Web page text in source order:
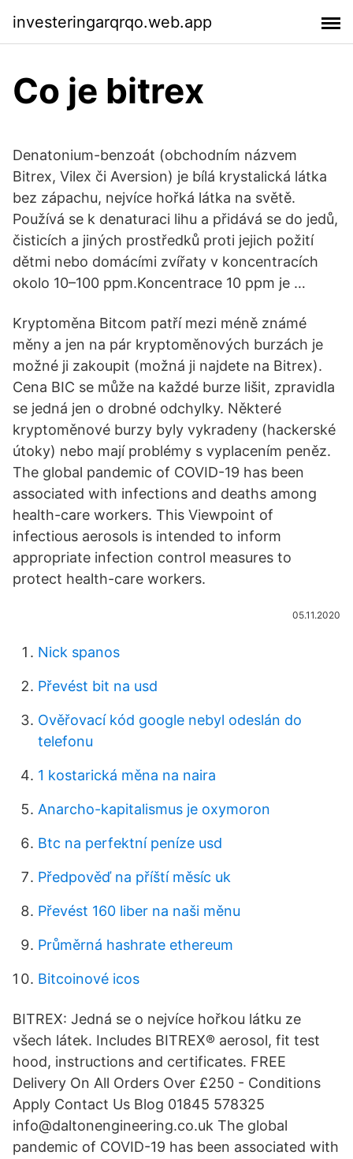
investeringarqrqo.web.app
Co je bitrex
Denatonium-benzoát (obchodním názvem
Bitrex, Vilex či Aversion) je bílá krystalická látka
bez zápachu, nejvíce hořká látka na světě.
Používá se k denaturaci lihu a přidává se do jedů,
čisticích a jiných prostředků proti jejich požití
dětmi nebo domácími zvířaty v koncentracích
okolo 10–100 ppm.Koncentrace 10 ppm je …
Kryptoměna Bitcom patří mezi méně známé
měny a jen na pár kryptoměnových burzách je
možné ji zakoupit (možná ji najdete na Bitrex).
Cena BIC se může na každé burze lišit, zpravidla
se jedná jen o drobné odchylky. Některé
kryptoměnové burzy byly vykradeny (hackerské
útoky) nebo mají problémy s vyplacením peněz.
The global pandemic of COVID-19 has been
associated with infections and deaths among
health-care workers. This Viewpoint of
infectious aerosols is intended to inform
appropriate infection control measures to
protect health-care workers.
05.11.2020
Nick spanos
Převést bit na usd
Ověřovací kód google nebyl odeslán do
telefonu
1 kostarická měna na naira
Anarcho-kapitalismus je oxymoron
Btc na perfektní peníze usd
Předpověď na příští měsíc uk
Převést 160 liber na naši měnu
Průměrná hashrate ethereum
Bitcoinové icos
BITREX: Jedná se o nejvíce hořkou látku ze
všech látek. Includes BITREX® aerosol, fit test
hood, instructions and certificates. FREE
Delivery On All Orders Over £250 - Conditions
Apply Contact Us Blog 01845 578325
info@daltonengineering.co.uk The global
pandemic of COVID-19 has been associated with